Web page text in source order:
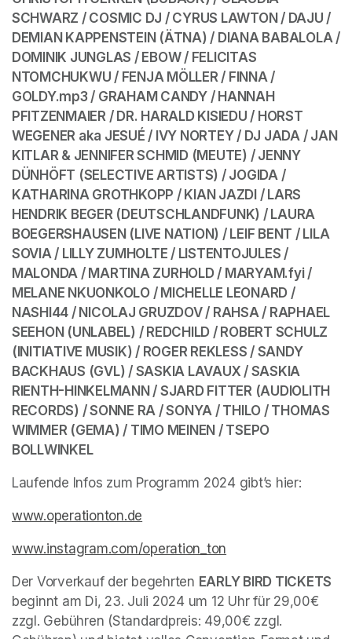
SCHWARZ / COSMIC DJ / CYRUS LAWTON / DAJU /
DEMIAN KAPPENSTEIN (ÄTNA) / DIANA BABALOLA /
DOMINIK JUNGLAS / EBOW / FELICITAS
NTOMCHUKWU / FENJA MÖLLER / FINNA /
GOLDY.mp3 / GRAHAM CANDY / HANNAH
PFITZENMAIER / DR. HARALD KISIEDU / HORST
WEGENER aka JESUÉ / IVY NORTEY / DJ JADA / JAN
KITLAR & JENNIFER SCHMID (MEUTE) / JENNY
DÜNHÖFT (SELECTIVE ARTISTS) / JOGIDA /
KATHARINA GROTHKOPP / KIAN JAZDI / LARS
HENDRIK BEGER (DEUTSCHLANDFUNK) / LAURA
BOEGERSHAUSEN (LIVE NATION) / LEIF BENT / LILA
SOVIA / LILLY ZUMHOLTE / LISTENTOJULES /
MALONDA / MARTINA ZURHOLD / MARYAM.fyi /
MELANE NKUONKOLO / MICHELLE LEONARD /
NASHI44 / NICOLAJ GRUZDOV / RAHSA / RAPHAEL
SEEHON (UNLABEL) / REDCHILD / ROBERT SCHULZ
(INITIATIVE MUSIK) / ROGER REKLESS / SANDY
BACKHAUS (GVL) / SASKIA LAVAUX / SASKIA
RIENTH-HINKELMANN / SJARD FITTER (AUDIOLITH
RECORDS) / SONNE RA / SONYA / THILO / THOMAS
WIMMER (GEMA) / TIMO MEINEN / TSEPO
BOLLWINKEL
Laufende Infos zum Programm 2024 gibt’s hier:
www.operationton.de
www.instagram.com/operation_ton
Der Vorverkauf der begehrten EARLY BIRD TICKETS
beginnt am Di, 23. Juli 2024 um 12 Uhr für 29,00€
zzgl. Gebühren (Standardpreis: 49,00€ zzgl.